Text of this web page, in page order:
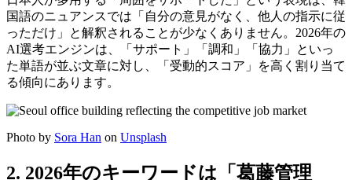
国語のニュアンスでは「自分の意見がなく、他人の指示に従
っただけ」と解釈されることが少なくありません。2026年の
AI選考エンジンは、「サポート」「調和」「協力」といっ
た単語が並ぶ文章に対し、「受動的スコア」を高く割り当て
る傾向にあります。
Photo by Sora Han on Unsplash
2. 2026年のキーワードは「葛藤管理